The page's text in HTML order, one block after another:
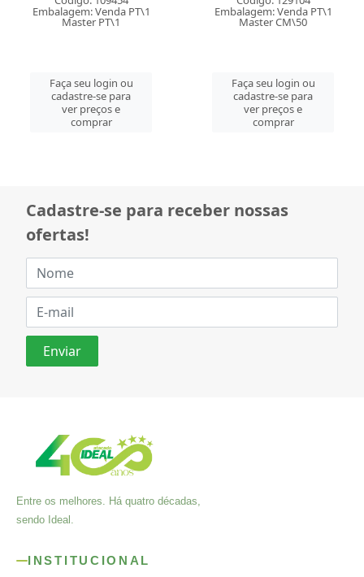
Embalagem: Venda PT\1
Master PT\1
Faça seu login ou
cadastre-se para
ver preços e
comprar
Embalagem: Venda PT\1
Master CM\50
Faça seu login ou
cadastre-se para
ver preços e
comprar
Cadastre-se para receber nossas
ofertas!
Entre os melhores. Há quatro décadas,
sendo Ideal.
INSTITUCIONAL